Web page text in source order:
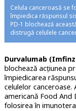
Celula canceroasă se
împiedica răspunsul
PD-1 blochează
distrugă celulele
Durvalumab
blochează acțiunea
împiedicarea
celulelor
americană Food
folosirea în